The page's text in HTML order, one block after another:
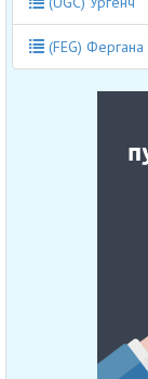
(FEG) Фергана